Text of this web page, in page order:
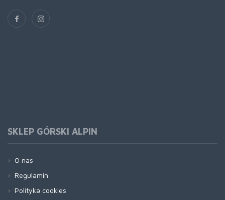
SKLEP GÓRSKI ALPIN
O nas
Regulamin
Polityka cookies